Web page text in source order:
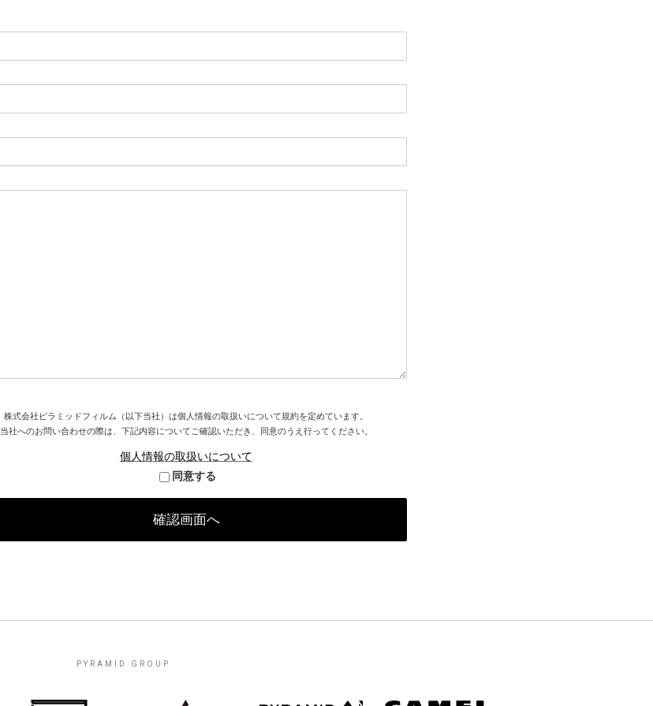
株式会社ピラミッドフィルム（以下当社）は個人情報の取扱いについて規約を定めています。
当社へのお問い合わせの際は、下記内容についてご確認いただき、同意のうえ行ってください。
個人情報の取扱いについて
同意する
PYRAMID GROUP